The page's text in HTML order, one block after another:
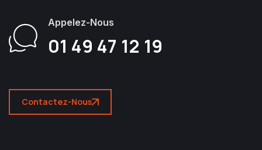
Appelez-Nous
01 49 47 12 19
Contactez-Nous